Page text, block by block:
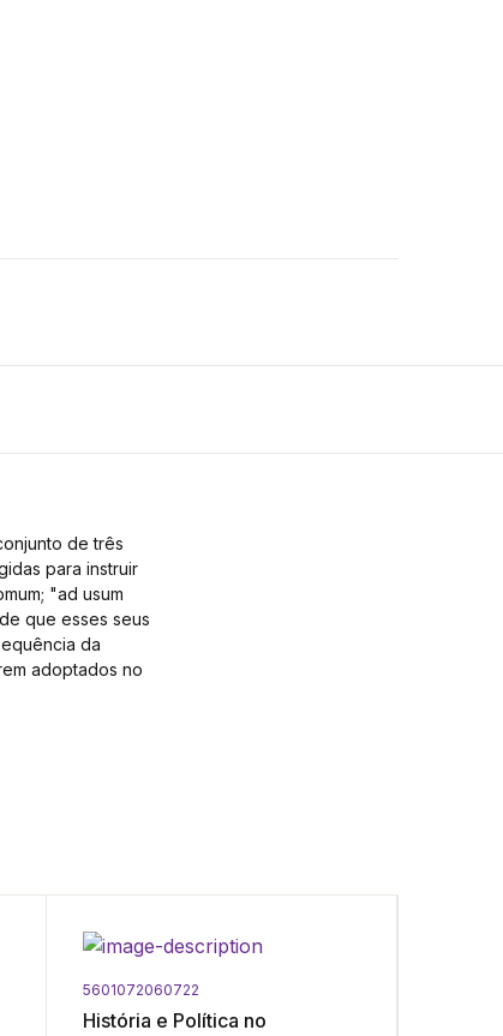
de três
para instruir
"ad usum
que esses seus
da
adoptados no
5601072060722
História e Política no